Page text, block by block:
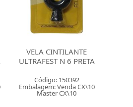
VELA CINTILANTE
ULTRAFEST N 6 PRETA
Código: 150392
Embalagem: Venda CX\10
Master CX\10